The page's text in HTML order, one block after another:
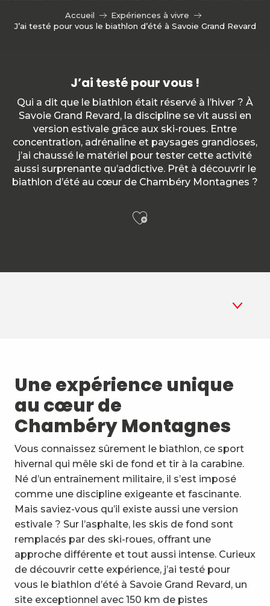
Accueil
Expériences à vivre
J’ai testé pour vous le biathlon d’été à Savoie Grand Revard
J’ai testé pour vous !
Qui a dit que le biathlon était réservé à l’hiver ? À
Savoie Grand Revard, la discipline se vit aussi en
version estivale grâce aux ski-roues. Entre
concentration, adrénaline et paysages grandioses,
j’ai chaussé le matériel pour tester cette activité
aussi surprenante qu’addictive. Prêt à découvrir le
biathlon d’été au cœur de Chambéry Montagnes ?
Ajouter aux
2 S’initier au tir
3 Ski-roue
4 Let's go
5 Pourquoi essayer ?
Une expérience unique
au cœur de
Chambéry Montagnes
Vous connaissez sûrement le biathlon, ce sport
hivernal qui mêle ski de fond et tir à la carabine.
Né d’un entraînement militaire, il s’est imposé
comme une discipline exigeante et fascinante.
Mais saviez-vous qu’il existe aussi une version
estivale ? Sur l’asphalte, les skis de fond sont
remplacés par des ski-roues, offrant une
approche différente et tout aussi intense. Curieux
de découvrir cette expérience, j’ai testé pour
vous le biathlon d’été à Savoie Grand Revard, un
site exceptionnel avec 150 km de pistes